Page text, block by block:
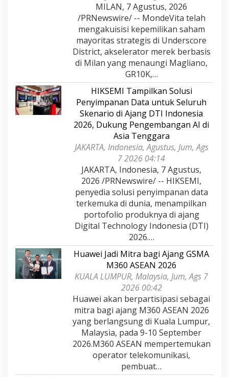
MILAN, 7 Agustus, 2026
/PRNewswire/ -- MondeVita telah
mengakuisisi kepemilikan saham
mayoritas strategis di Underscore
District, akselerator merek berbasis
di Milan yang menaungi Magliano,
GR10K,…
HIKSEMI Tampilkan Solusi
Penyimpanan Data untuk Seluruh
Skenario di Ajang DTI Indonesia
2026, Dukung Pengembangan AI di
Asia Tenggara
JAKARTA, Indonesia, Agustus, Jum, Ags
7 2026 04:14
JAKARTA, Indonesia, 7 Agustus,
2026 /PRNewswire/ -- HIKSEMI,
penyedia solusi penyimpanan data
terkemuka di dunia, menampilkan
portofolio produknya di ajang
Digital Technology Indonesia (DTI)
2026.…
Huawei Jadi Mitra bagi Ajang GSMA
M360 ASEAN 2026
KUALA LUMPUR, Malaysia, Jum, Ags 7
2026 00:42
Huawei akan berpartisipasi sebagai
mitra bagi ajang M360 ASEAN 2026
yang berlangsung di Kuala Lumpur,
Malaysia, pada 9-10 September
2026.M360 ASEAN mempertemukan
operator telekomunikasi,
pembuat…